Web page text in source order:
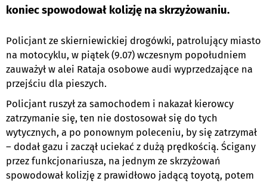
koniec spowodował kolizję na skrzyżowaniu.
Policjant ze skierniewickiej drogówki, patrolujący miasto
na motocyklu, w piątek (9.07) wczesnym popołudniem
zauważył w alei Rataja osobowe audi wyprzedzające na
przejściu dla pieszych.
Policjant ruszył za samochodem i nakazał kierowcy
zatrzymanie się, ten nie dostosował się do tych
wytycznych, a po ponownym poleceniu, by się zatrzymał
– dodał gazu i zaczął uciekać z dużą prędkością. Ścigany
przez funkcjonariusza, na jednym ze skrzyżowań
spowodował kolizję z prawidłowo jadącą toyotą, potem